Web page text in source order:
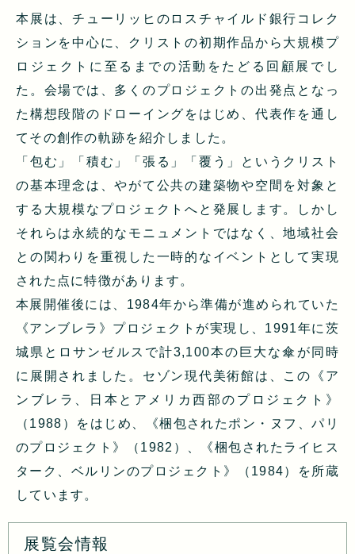
本展は、チューリッヒのロスチャイルド銀行コレク
ションを中心に、クリストの初期作品から大規模プ
ロジェクトに至るまでの活動をたどる回顧展でし
た。会場では、多くのプロジェクトの出発点となっ
た構想段階のドローイングをはじめ、代表作を通し
てその創作の軌跡を紹介しました。
「包む」「積む」「張る」「覆う」というクリスト
の基本理念は、やがて公共の建築物や空間を対象と
する大規模なプロジェクトへと発展します。しかし
それらは永続的なモニュメントではなく、地域社会
との関わりを重視した一時的なイベントとして実現
された点に特徴があります。
本展開催後には、1984年から準備が進められていた
《アンブレラ》プロジェクトが実現し、1991年に茨
城県とロサンゼルスで計3,100本の巨大な傘が同時
に展開されました。セゾン現代美術館は、この《ア
ンブレラ、日本とアメリカ西部のプロジェクト》
（1988）をはじめ、《梱包されたポン・ヌフ、パリ
のプロジェクト》（1982）、《梱包されたライヒス
ターク、ベルリンのプロジェクト》（1984）を所蔵
しています。
展覧会情報